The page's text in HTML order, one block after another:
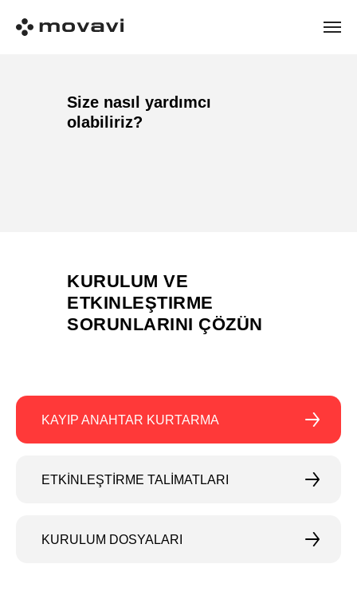
Size nasıl yardımcı
olabiliriz?
KURULUM VE
ETKINLEŞTIRME
SORUNLARINI ÇÖZÜN
KAYIP ANAHTAR KURTARMA
ETKİNLEŞTİRME TALİMATLARI
KURULUM DOSYALARI